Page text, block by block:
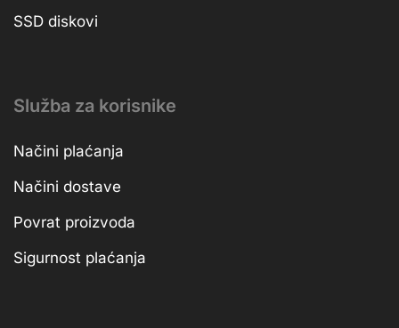
SSD diskovi
Služba za korisnike
Načini plaćanja
Načini dostave
Povrat proizvoda
Sigurnost plaćanja